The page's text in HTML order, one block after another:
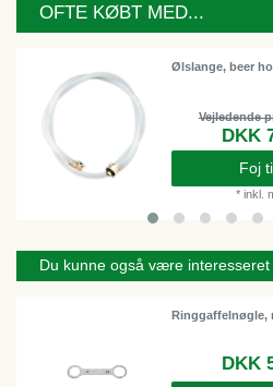
OFTE KØBT MED...
Ølslange, beer
Vejledende
DKK
Foj
* inkl.
Du kunne også være interesseret
Ringgaffelnøgle,
DKK